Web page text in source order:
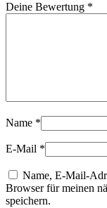
Deine Bewertung *
Name *
E-Mail *
Name, E-Mail-
Browser für meinen
speichern.